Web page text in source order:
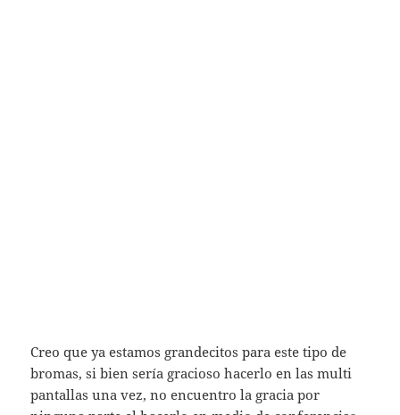
Creo que ya estamos grandecitos para este tipo de
bromas, si bien sería gracioso hacerlo en las multi
pantallas una vez, no encuentro la gracia por